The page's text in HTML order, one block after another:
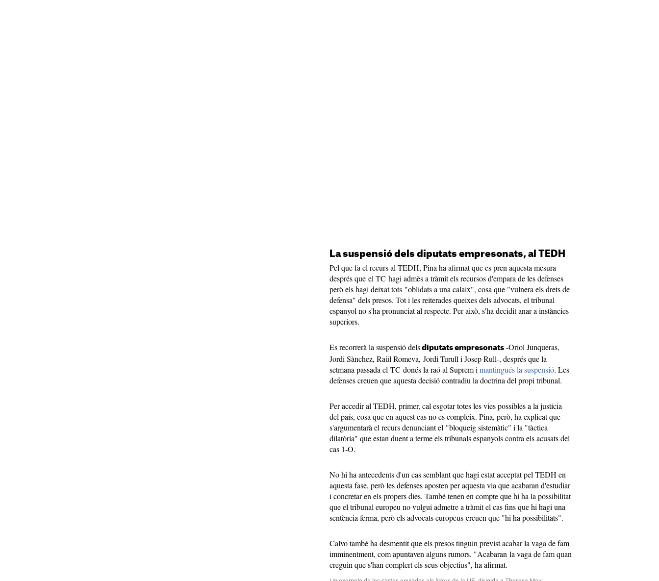
La suspensió dels diputats empresonats, al TEDH
Pel que fa el recurs al TEDH, Pina ha afirmat que es pren aquesta mesura
després que el TC hagi admès a tràmit els recursos d'empara de les defenses
però els hagi deixat tots "oblidats a una calaix", cosa que "vulnera els drets de
defensa" dels presos. Tot i les reiterades queixes dels advocats, el tribunal
espanyol no s'ha pronunciat al respecte. Per això, s'ha decidit anar a instàncies
superiors.
Es recorrerà la suspensió dels diputats empresonats -Oriol Junqueras,
Jordi Sànchez, Raül Romeva, Jordi Turull i Josep Rull-, després que la
setmana passada el TC donés la raó al Suprem i mantingués la suspensió. Les
defenses creuen que aquesta decisió contradiu la doctrina del propi tribunal.
Per accedir al TEDH, primer, cal esgotar totes les vies possibles a la justícia
del país, cosa que en aquest cas no es compleix. Pina, però, ha explicat que
s'argumentarà el recurs denunciant el "bloqueig sistemàtic" i la "tàctica
dilatòria" que estan duent a terme els tribunals espanyols contra els acusats del
cas 1-O.
No hi ha antecedents d'un cas semblant que hagi estat acceptat pel TEDH en
aquesta fase, però les defenses aposten per aquesta via que acabaran d'estudiar
i concretar en els propers dies. També tenen en compte que hi ha la possibilitat
que el tribunal europeu no vulgui admetre a tràmit el cas fins que hi hagi una
sentència ferma, però els advocats europeus creuen que "hi ha possibilitats".
Calvo també ha desmentit que els presos tinguin previst acabar la vaga de fam
imminentment, com apuntaven alguns rumors. "Acabaran la vaga de fam quan
creguin que s'han complert els seus objectius", ha afirmat.